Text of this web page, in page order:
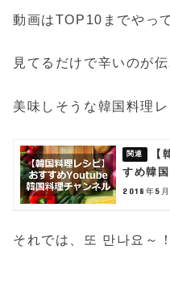
動画はTOP10までやっ
見てるだけで辛いのが
美味しそうな韓国料理レ
すめ韓
2018年5月
それでは、또 만나요～！